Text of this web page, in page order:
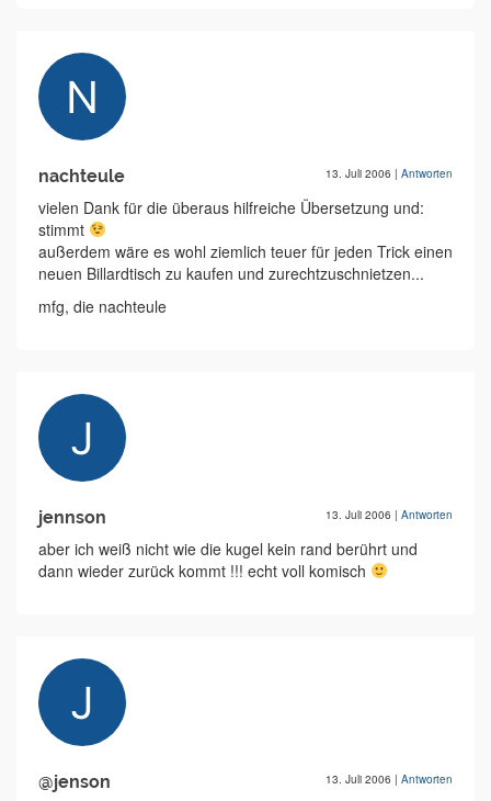
nachteule 13. Juli 2006 | Antworten
vielen Dank für die überaus hilfreiche Übersetzung und:
stimmt
außerdem wäre es wohl ziemlich teuer für jeden Trick einen
neuen Billardtisch zu kaufen und zurechtzuschnietzen...
mfg, die nachteule
jennson 13. Juli 2006 | Antworten
aber ich weiß nicht wie die kugel kein rand berührt und
dann wieder zurück kommt !!! echt voll komisch
@jenson 13. Juli 2006 | Antworten